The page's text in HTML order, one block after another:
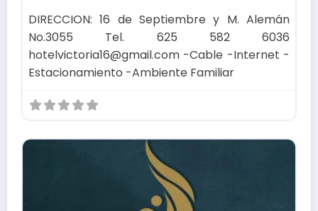
DIRECCION: 16 de Septiembre y M. Alemán
No.3055 Tel. 625 582 6036
hotelvictoria16@gmail.com -Cable -Internet -
Estacionamiento -Ambiente Familiar